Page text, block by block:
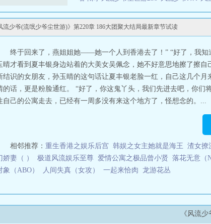
风流是风流少爷风流少爷(流氓少爷尘世游)
美录全文免费八零风流少爷百度百科
游)TXT风流少爷流氓少爷尘世游最新章节
作者至尊风流 风流少爷银丰 风流少爷(流氓
氓少爷尘世游》只不过作者名字不同，但至
只是章节数字不同而以。所以就同时把两书
主，以使读者浴血沸腾为目标，那些自命清
世游)作者:至尊 至尊风流
流少爷(流氓少爷尘世游)》第220章 186大团聚大结局最新章节试读
终于回来了，燕姐姐她——她一个人到香港去了！” “好了，我
晴才看到夏丰银身边站着的大美女吴佩念，她不好意思地擦了擦
结识的女朋友，孙玉晴的这句话让夏丰银老脸一红，自己这几个
的话，更是粉脸通红。 “好了，你这鬼丫头，我们先进去吧，你
自己的公寓走去，已经有一周多没有来这个地方了，怪想念的。...
相邻推荐： 重生香港之娱乐后宫 韩娱之女主她就是海王 渣女撩
娇妻（ ）
极道风流娱乐至尊 爱情公寓之极品曾小贤 落花无意（
象（ABO）
人间失真（女攻） 一起来恰肉 龙游花丛
《风流